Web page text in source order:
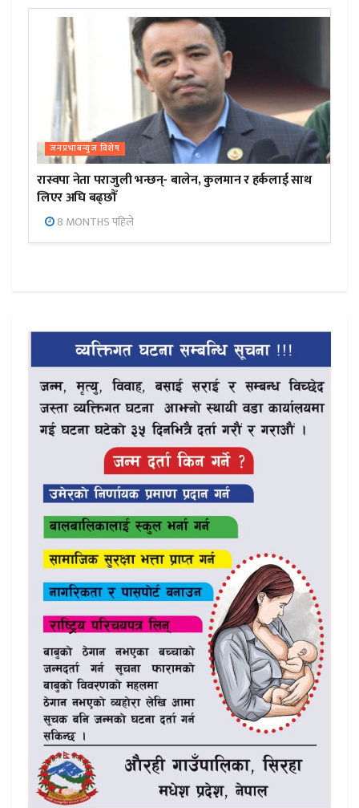
जनप्रभाबन्युज विशेष
रास्वपा नेता पराजुली भन्छन्- बालेन, कुलमान र हर्कलाई साथ
लिएर अघि बढ्छौँ
8 MONTHS पहिले